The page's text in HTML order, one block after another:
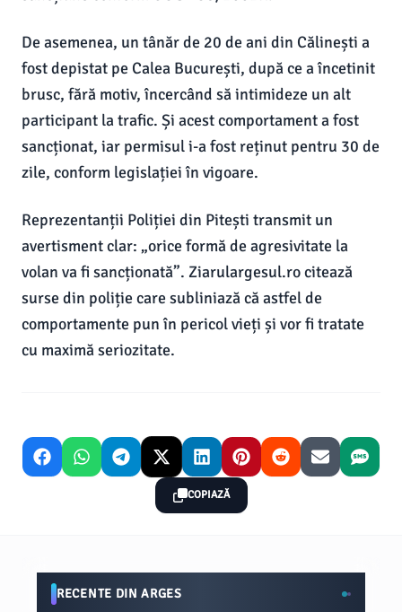
De asemenea, un tânăr de 20 de ani din Călinești a
fost depistat pe Calea București, după ce a încetinit
brusc, fără motiv, încercând să intimideze un alt
participant la trafic. Și acest comportament a fost
sancționat, iar permisul i-a fost reținut pentru 30 de
zile, conform legislației în vigoare.
Reprezentanții Poliției din Pitești transmit un
avertisment clar: „orice formă de agresivitate la
volan va fi sancționată”. Ziarulargesul.ro citează
surse din poliție care subliniază că astfel de
comportamente pun în pericol vieți și vor fi tratate
cu maximă seriozitate.
COPIAZĂ
RECENTE DIN ARGES